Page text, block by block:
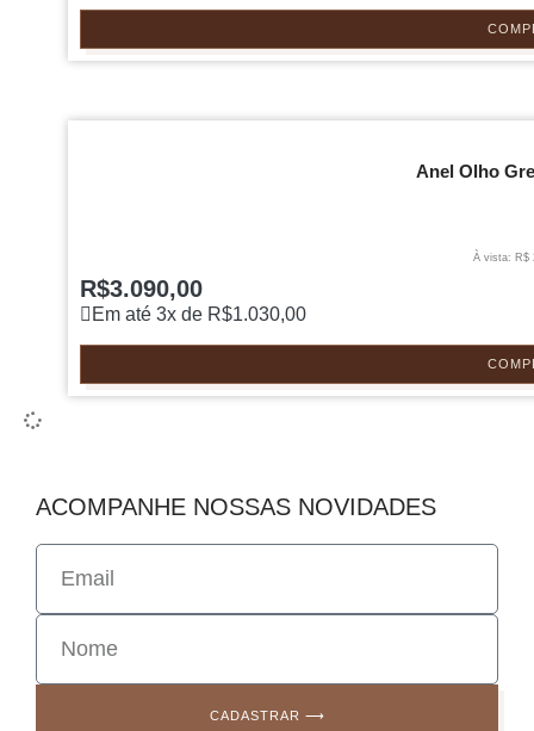
Anel Olho
À vista: R$
R$3.090,00
Em até 3x de R$1.030,00
ACOMPANHE NOSSAS NOVIDADES
CADASTRAR ⟶